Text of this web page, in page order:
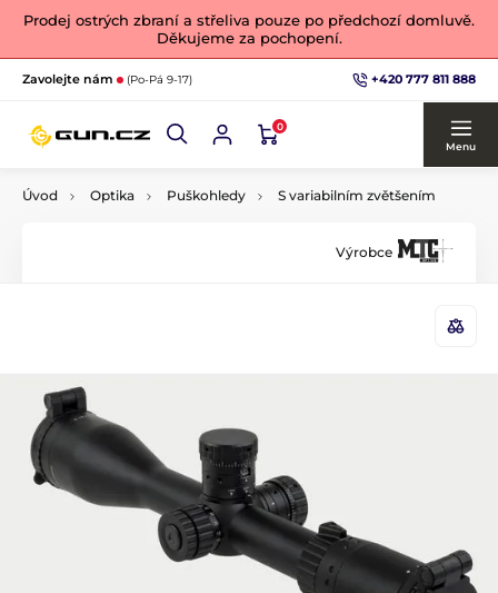
Prodej ostrých zbraní a střeliva pouze po předchozí domluvě.
Děkujeme za pochopení.
Zavolejte nám (Po-Pá 9-17) +420 777 811 888
0
Menu
Úvod Optika Puškohledy S variabilním zvětšením
Výrobce